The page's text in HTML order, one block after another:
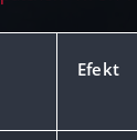
Efekt